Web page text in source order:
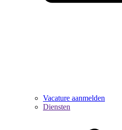
Vacature aanmelden
Diensten